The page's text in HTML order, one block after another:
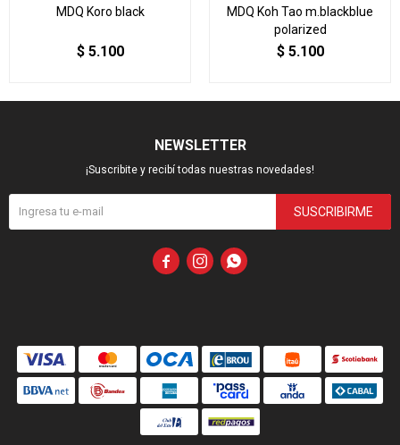
MDQ Koro black
$ 5.100
MDQ Koh Tao m.blackblue
polarized
$ 5.100
NEWSLETTER
¡Suscribite y recibí todas nuestras novedades!
SUSCRIBIRME
  